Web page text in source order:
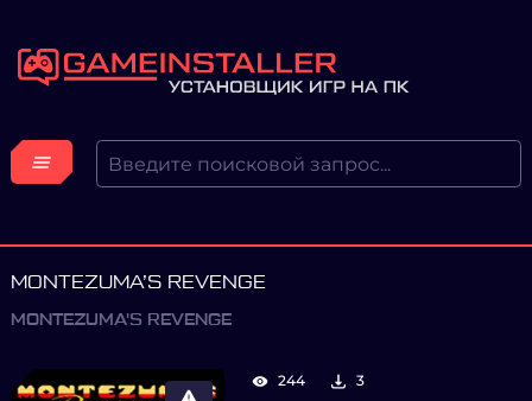
MONTEZUMA’S REVENGE
MONTEZUMA'S REVENGE
244 3